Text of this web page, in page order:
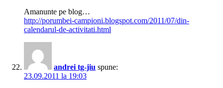
Amanunte pe blog…
http://porumbei-campioni.blogspot.com/2011/07/din-
calendarul-de-activitati.html
andrei tg-jiu spune:
23.09.2011 la 19:03